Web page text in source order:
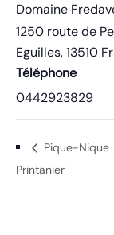
Domaine
1250 route de
Eguilles,13510
Téléphone
0442923829
Pique-Nique
Printanier